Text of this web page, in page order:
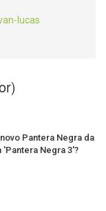
lucas
Pantera Negra da
'Pantera Negra 3'?